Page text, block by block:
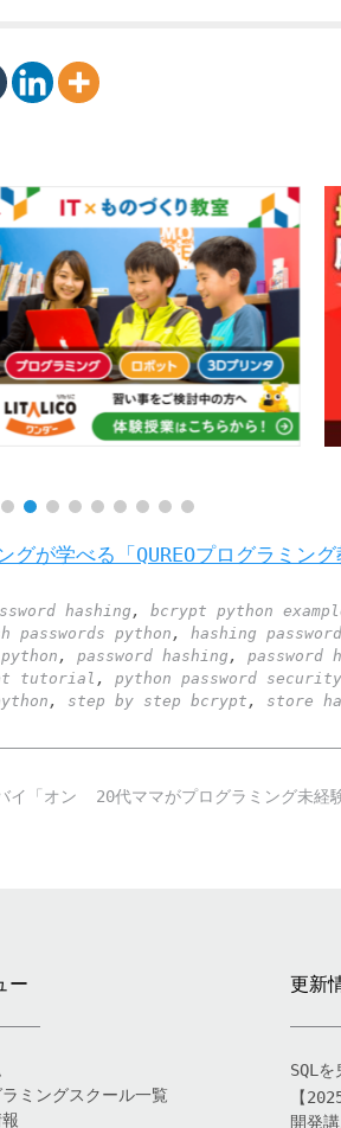
が学べる「QUREOプログラミング
hashing, bcrypt python
passwords python , hashing
, password hashing , password
tutorial , python password security
, step by step bcrypt , store
20代ママがプログラミング未経
イ「オン
ー
ミングスクール一覧
更新
SQL
【
開発